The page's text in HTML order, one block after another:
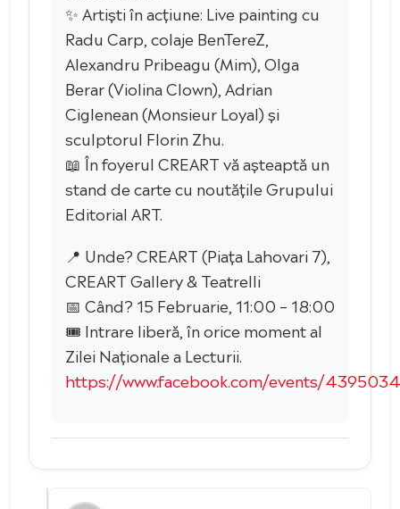
✨ Artiști în acțiune: Live painting cu
Radu Carp, colaje BenTereZ,
Alexandru Pribeagu (Mim), Olga
Berar (Violina Clown), Adrian
Ciglenean (Monsieur Loyal) și
sculptorul Florin Zhu.
📖 În foyerul CREART vă așteaptă un
stand de carte cu noutățile Grupului
Editorial ART.
📍 Unde? CREART (Piața Lahovari 7),
CREART Gallery & Teatrelli
📅 Când? 15 Februarie, 11:00 – 18:00
🎟️ Intrare liberă, în orice moment al
Zilei Naționale a Lecturii.
https://www.facebook.com/events/